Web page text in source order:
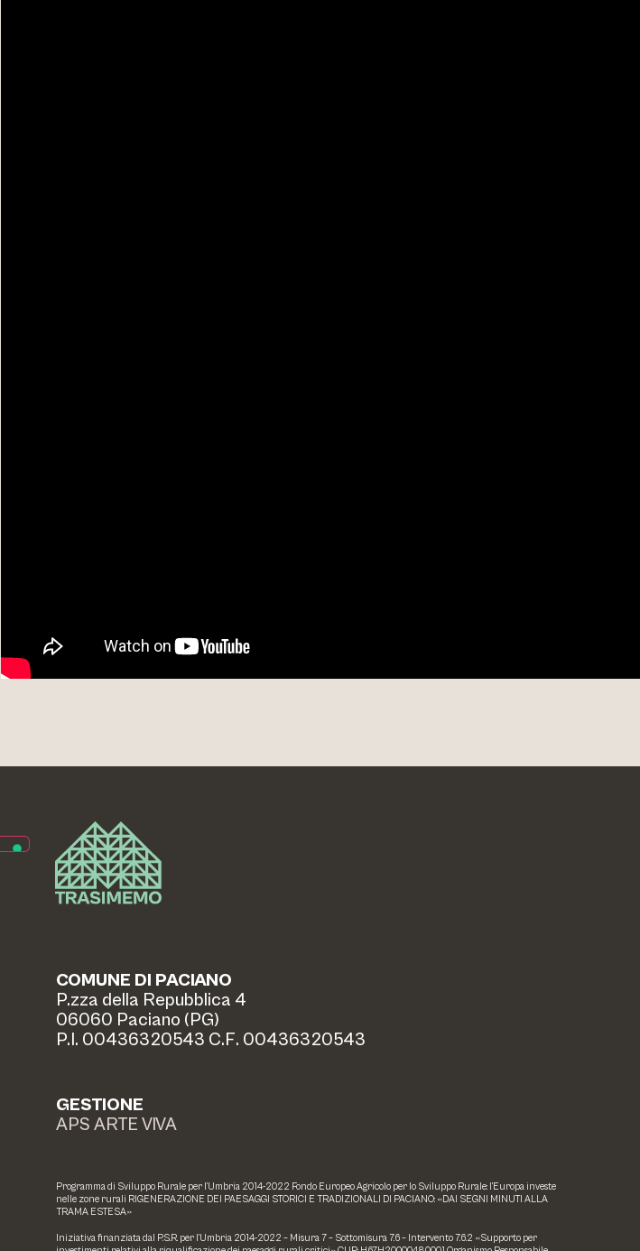
COMUNE DI PACIANO
P.zza della Repubblica 4
06060 Paciano (PG)
P.I. 00436320543 C.F. 00436320543
GESTIONE
APS ARTE VIVA
Programma di Sviluppo Rurale per l’Umbria 2014-2022 Fondo Europeo Agricolo per lo Sviluppo Rurale: l’Europa investe
nelle zone rurali RIGENERAZIONE DEI PAESAGGI STORICI E TRADIZIONALI DI PACIANO: «DAI SEGNI MINUTI ALLA
TRAMA ESTESA»
Iniziativa finanziata dal P.S.R. per l’Umbria 2014-2022 – Misura 7 – Sottomisura 7.6 – Intervento 7.6.2 «Supporto per